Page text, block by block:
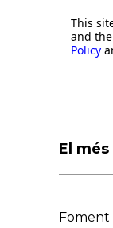
This
and
Policy
El
Foment